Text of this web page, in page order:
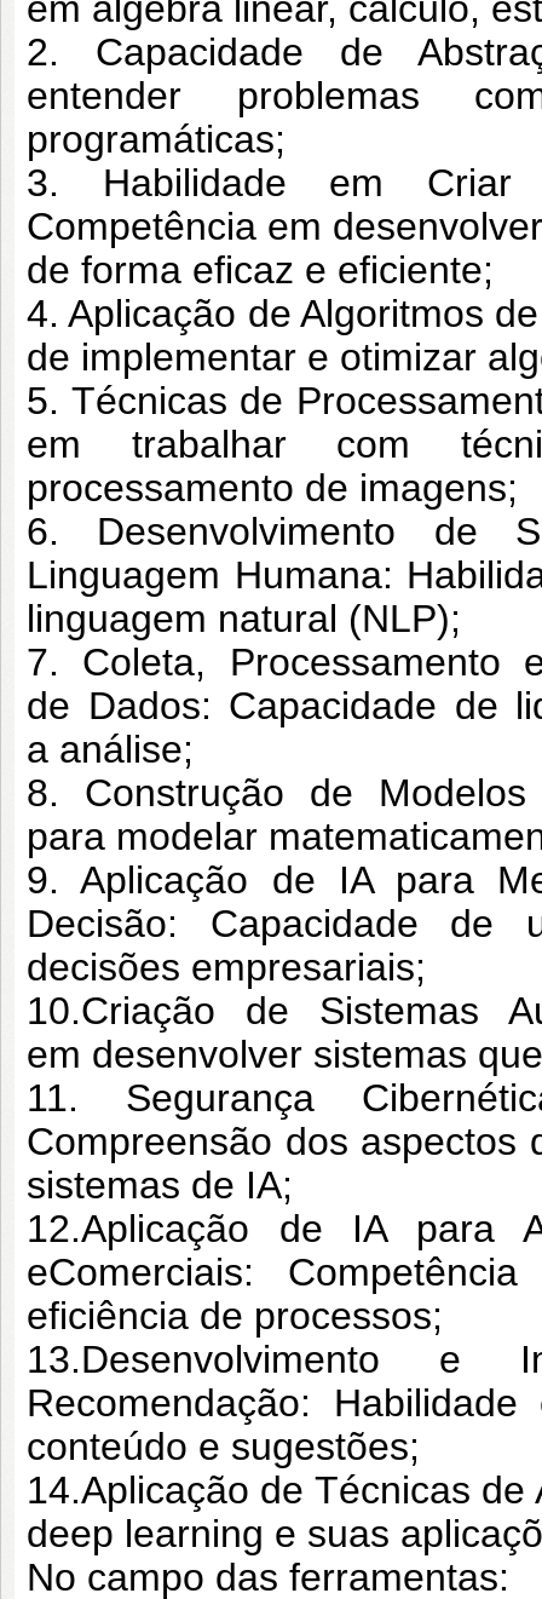
2. Capacidade de
entender problemas
programáticas;
3. Habilidade em Criar
Competência em
de forma eficaz e eficiente;
4. Aplicação de Algoritmos
de implementar e otimizar
5. Técnicas de
em trabalhar com
processamento de imagens;
6. Desenvolvimento de
Linguagem Humana:
linguagem natural (NLP);
7. Coleta, Processamento
de Dados: Capacidade de
a análise;
8. Construção de
para modelar
9. Aplicação de IA para
Decisão: Capacidade de
decisões empresariais;
10.Criação de Sistemas
em desenvolver sistemas
11. Segurança
Compreensão dos aspectos
sistemas de IA;
12.Aplicação de IA para
eComerciais:
eficiência de processos;
13.Desenvolvimento e
Recomendação:
conteúdo e sugestões;
14.Aplicação de Técnicas
deep learning e suas
No campo das ferramentas: